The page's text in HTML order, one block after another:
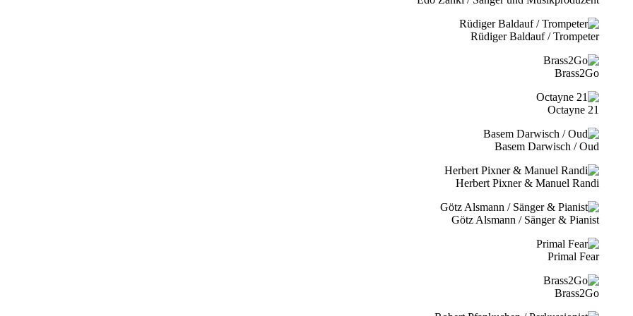
Rüdiger Baldauf / Trompeter
Brass2Go
21 Octayne
Basem Darwisch / Oud
Herbert Pixner & Manuel Randi
Götz Alsmann / Sänger & Pianist
Primal Fear
Brass2Go